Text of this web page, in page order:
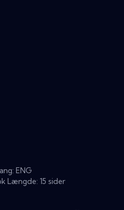
ENG
Længde: 15 sider